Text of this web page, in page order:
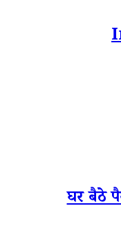
घर बैठे